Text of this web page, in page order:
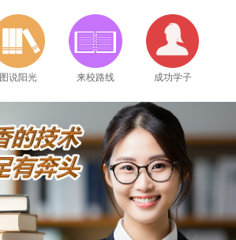
图说阳光 来校路线 成功学子